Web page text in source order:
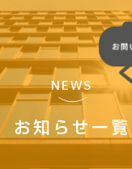
NEWS
お知らせ一覧